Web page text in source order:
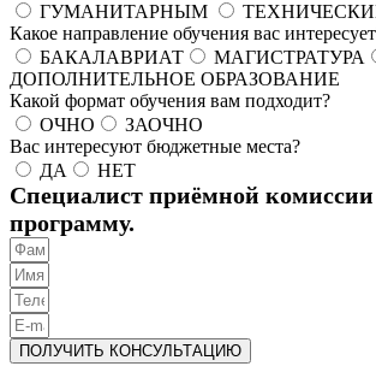
ГУМАНИТАРНЫМ
Какое направление обучения вас
БАКАЛАВРИАТ
МАГИСТРАТУРА
ДОПОЛНИТЕЛЬНОЕ ОБРАЗОВАНИЕ
Какой формат обучения вам подходит?
ОЧНО
ЗАОЧНО
Вас интересуют бюджетные места?
ДА
НЕТ
Специалист приёмной комиссии
программу.
ПОЛУЧИТЬ КОНСУЛЬТАЦИЮ